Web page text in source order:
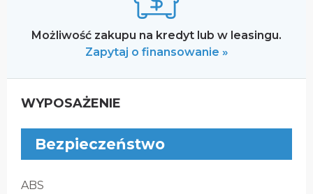
Możliwość zakupu na kredyt lub w leasingu.
Zapytaj o finansowanie »
WYPOSAŻENIE
Bezpieczeństwo
ABS